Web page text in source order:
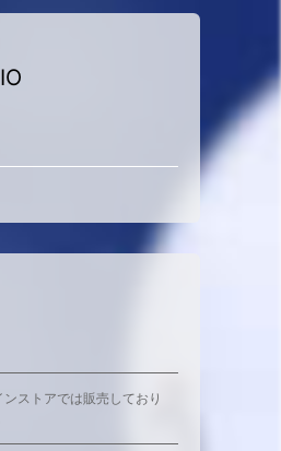
ストアでは販売しており